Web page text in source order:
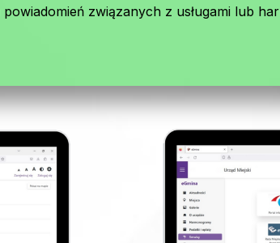
związanych z usługami lub